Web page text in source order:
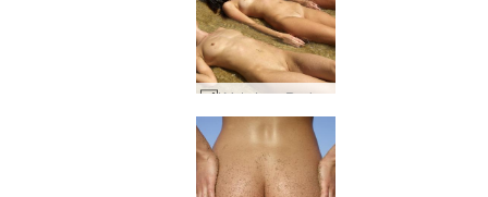
Krista Lysa Ruslana melambai #21